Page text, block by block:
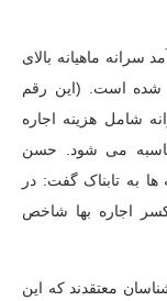
سرانه ماهیانه بالای
شده است. (این رقم
شامل هزینه اجاره
می شود. حسن
به تابناک گفت: در
پس از کسر اجاره بها شاخص
معتقدند که این